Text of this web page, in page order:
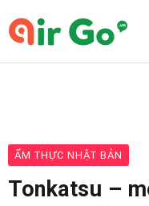
ẨM THỰC NHẬT BẢN
Tonkatsu –